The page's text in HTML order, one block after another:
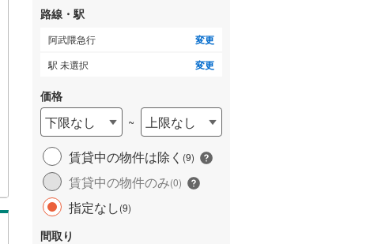
路線・駅
阿武隈急行 変更
駅 未選択 変更
価格
下限なし ~
上限なし
賃貸中の物件は除く (9)
賃貸中の物件のみ(0)
指定なし(9)
間取り
長期優良住宅（0）